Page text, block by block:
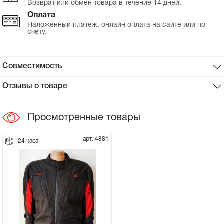
Сцепное устройство, шплинт
Прокладки на мотоблок
Свечи на мотоблок
Элементы управления, тросики на
Навесное и запчасти к нему
Возврат или обмен товара в течение 14 дней.
Оплата
Наложенный платеж, онлайн оплата на сайте или по
счету.
Совместимость
Отзывы о товаре
Просмотренные товары
24 часа арт. 4881